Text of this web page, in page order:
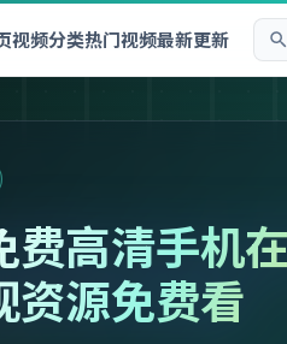
视频分类热门视频最新更新
费高清手机
资源免费看